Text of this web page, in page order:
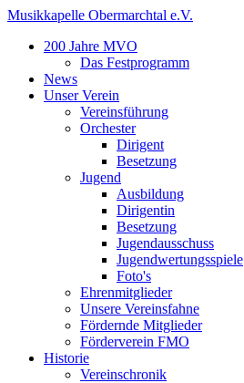
Musikkapelle Obermarchtal e.V.
200 Jahre MVO
Das Festprogramm
News
Unser Verein
Vereinsführung
Orchester
Dirigent
Besetzung
Jugend
Ausbildung
Dirigentin
Besetzung
Jugendausschuss
Jugendwertungsspiele
Foto's
Ehrenmitglieder
Unsere Vereinsfahne
Fördernde Mitglieder
Förderverein FMO
Historie
Vereinschronik